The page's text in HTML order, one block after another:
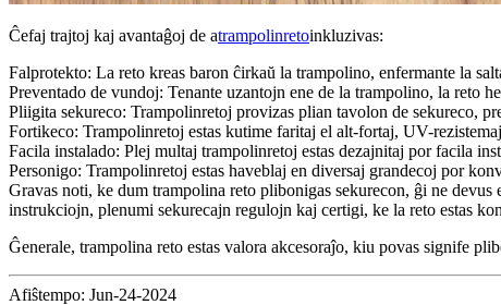
Ĉefaj trajtoj kaj avantaĝoj de atrampolinretoinkluzivas:
Falprotekto: La reto kreas baron ĉirkaŭ la trampolino, enfermante la
Preventado de vundoj: Tenante uzantojn ene de la trampolino, la
Pliigita sekureco: Trampolinretoj provizas plian tavolon de sekureco,
Fortikeco: Trampolinretoj estas kutime faritaj el alt-fortaj, UV-
Facila instalado: Plej multaj trampolinretoj estas dezajnitaj por facila
Personigo: Trampolinretoj estas haveblaj en diversaj grandecoj por
Gravas noti, ke dum trampolina reto plibonigas sekurecon, ĝi ne
instrukciojn, plenumi sekurecajn regulojn kaj certigi, ke la reto estas
Ĝenerale, trampolina reto estas valora akcesoraĵo, kiu povas signife
Afiŝtempo: Jun-24-2024